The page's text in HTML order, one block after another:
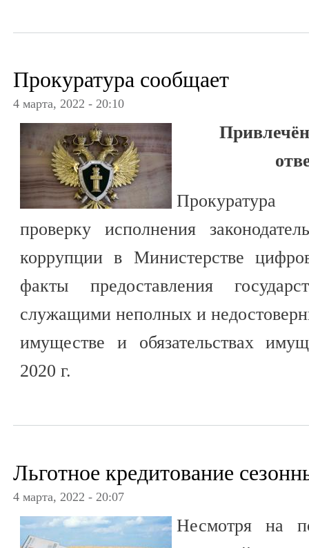
Прокуратура сообщает
4 марта, 2022 - 20:10
проверку исполнения
коррупции в Министерстве
факты предоставления
служащими неполных и
имуществе и обязательствах
2020 г.
Льготное кредитование
4 марта, 2022 - 20:07
Несмотря на